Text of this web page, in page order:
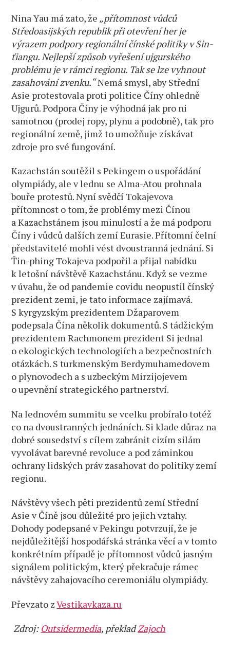
Nina Yau má zato, že „přítomnost vůdců
Středoasijských republik při otevření her je
výrazem podpory regionální čínské politiky v Sin-
ťiangu. Nejlepší způsob vyřešení ujgurského
problému je v rámci regionu. Tak se lze vyhnout
zasahování zvenku.“Nemá smysl, aby Střední
Asie protestovala proti politice Číny ohledně
Ujgurů. Podpora Číny je výhodná jak pro ni
samotnou (prodej ropy, plynu a podobně), tak pro
regionální země, jimž to umožňuje získávat
zdroje pro své fungování.
Kazachstán soutěžil s Pekingem o uspořádání
olympiády, ale v lednu se Alma-Atou prohnala
bouře protestů. Nyní svědčí Tokajevova
přítomnost o tom, že problémy mezi Čínou
a Kazachstánem jsou minulostí a že má podporu
Číny i vůdců dalších zemí Eurasie. Přítomní čelní
představitelé mohli vést dvoustranná jednání. Si
Ťin-phing Tokajeva podpořil a přijal nabídku
k letošní návštěvě Kazachstánu. Když se vezme
v úvahu, že od pandemie covidu neopustil čínský
prezident zemi, je tato informace zajímavá.
S kyrgyzským prezidentem Džaparovem
podepsala Čína několik dokumentů. S tádžickým
prezidentem Rachmonem prezident Si jednal
o ekologických technologiích a bezpečnostních
otázkách. S turkmenským Berdymuhamedovem
o plynovodech a s uzbeckým Mirzijojevem
o upevnění strategického partnerství.
Na lednovém summitu se vcelku probíralo totéž
co na dvoustranných jednáních. Si klade důraz na
dobré sousedství s cílem zabránit cizím silám
vyvolávat barevné revoluce a pod záminkou
ochrany lidských práv zasahovat do politiky zemí
regionu.
Návštěvy všech pěti prezidentů zemí Střední
Asie v Číně jsou důležité pro jejich vztahy.
Dohody podepsané v Pekingu potvrzují, že je
nejdůležitější hospodářská stránka věcí a v tomto
konkrétním případě je přítomnost vůdců jasným
signálem politickým, který překračuje rámec
návštěvy zahajovacího ceremoniálu olympiády.
Převzato zVestikavkaza.ru
Zdroj: Outsidermedia, překladZajoch